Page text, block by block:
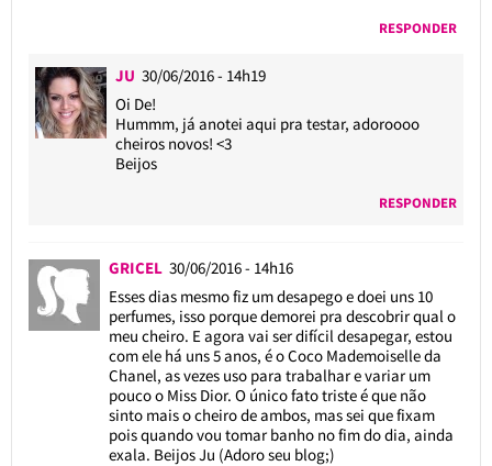
RESPONDER
JU 30/06/2016 - 14h19
Oi De!
Hummm, já anotei aqui pra testar, adoroooo
cheiros novos! <3
Beijos
RESPONDER
GRICEL 30/06/2016 - 14h16
Esses dias mesmo fiz um desapego e doei uns 10
perfumes, isso porque demorei pra descobrir qual o
meu cheiro. E agora vai ser difícil desapegar, estou
com ele há uns 5 anos, é o Coco Mademoiselle da
Chanel, as vezes uso para trabalhar e variar um
pouco o Miss Dior. O único fato triste é que não
sinto mais o cheiro de ambos, mas sei que fixam
pois quando vou tomar banho no fim do dia, ainda
exala. Beijos Ju (Adoro seu blog;)